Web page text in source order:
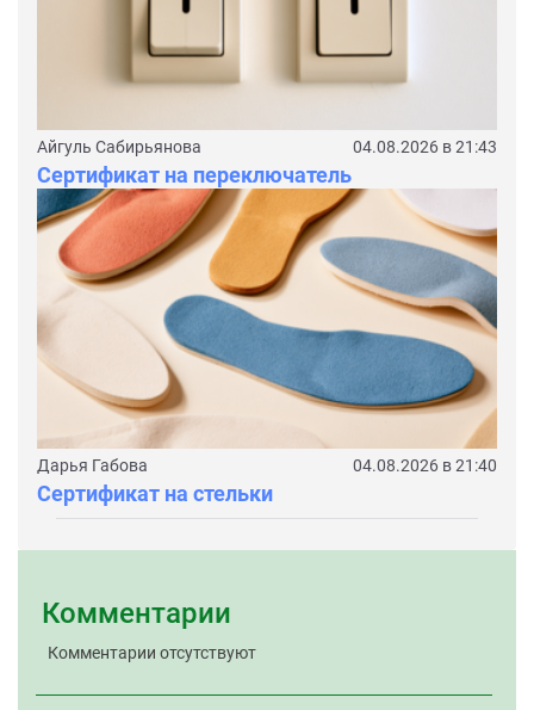
Айгуль Сабирьянова 04.08.2026 в 21:43
Сертификат на переключатель
Дарья Габова 04.08.2026 в 21:40
Сертификат на стельки
Комментарии
Комментарии отсутствуют